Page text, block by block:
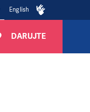
English
DARUJTE